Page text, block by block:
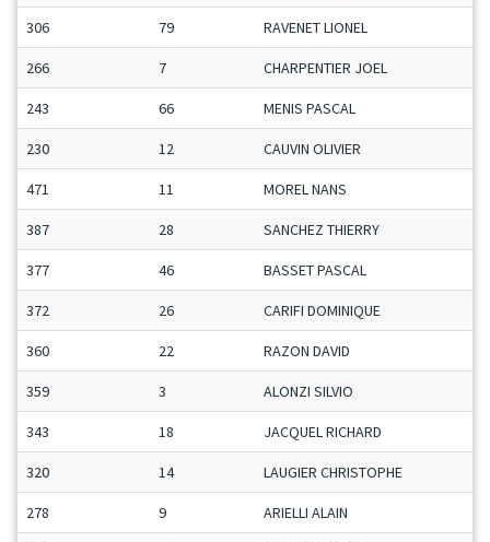
306 79 RAVENET LIONEL
266 7 CHARPENTIER JOEL
243 66 MENIS PASCAL
230 12 CAUVIN OLIVIER
471 11 MOREL NANS
387 28 SANCHEZ THIERRY
377 46 BASSET PASCAL
372 26 CARIFI DOMINIQUE
360 22 RAZON DAVID
359 3 ALONZI SILVIO
343 18 JACQUEL RICHARD
320 14 LAUGIER CHRISTOPHE
278 9 ARIELLI ALAIN